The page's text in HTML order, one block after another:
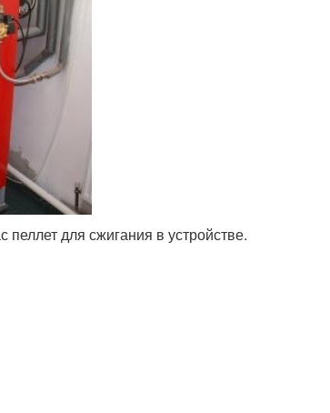
для сжигания в устройстве.